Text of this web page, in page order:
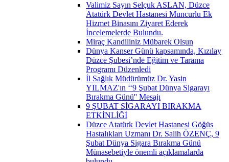
Valimiz Sayın Selçuk ASLAN, Düzce
Atatürk Devlet Hastanesi Muncurlu Ek
Hizmet Binasını Ziyaret Ederek
İncelemelerde Bulundu.
Miraç Kandiliniz Mübarek Olsun
Dünya Kanser Günü kapsamında, Kızılay
Düzce Şubesi’nde Eğitim ve Tarama
Programı Düzenledi
İl Sağlık Müdürümüz Dr. Yasin
YILMAZ'ın ‘‘9 Şubat Dünya Sigarayı
Bırakma Günü'' Mesajı
9 ŞUBAT SİGARAYI BIRAKMA
ETKİNLİĞİ
Düzce Atatürk Devlet Hastanesi Göğüs
Hastalıkları Uzmanı Dr. Salih ÖZENÇ, 9
Şubat Dünya Sigara Bırakma Günü
Münasebetiyle önemli açıklamalarda